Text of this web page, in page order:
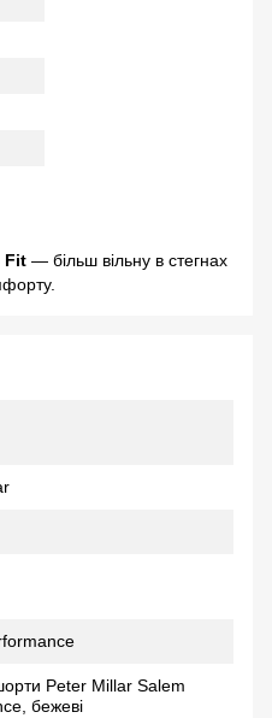
Fit — більш вільну в стегнах
Peter Millar Salem
бежеві